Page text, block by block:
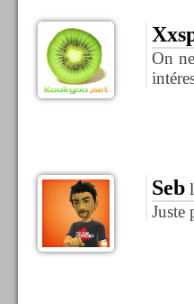
On
Seb
Juste